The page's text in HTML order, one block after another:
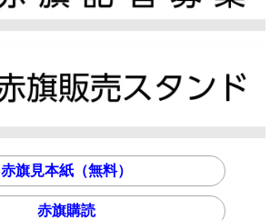
赤旗見本紙（無料）
赤旗購読